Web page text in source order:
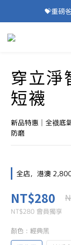
💝重磅
穿立淨
短襪
新品特惠│全襪底
防磨
全店，港澳
NT$280
NT$280 會員獨享
顏色 : 經典黑